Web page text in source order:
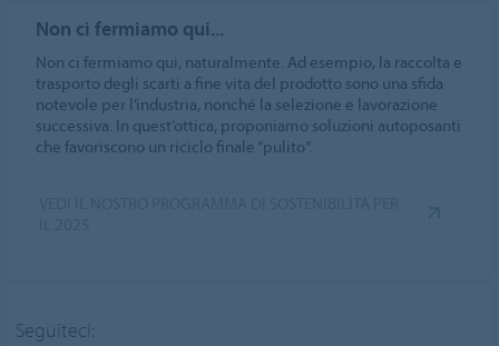
Non ci fermiamo qui...
Non ci fermiamo qui, naturalmente. Ad esempio, la raccolta e
trasporto degli scarti a fine vita del prodotto sono una sfida
notevole per l’industria, nonché la selezione e lavorazione
successiva. In quest’ottica, proponiamo soluzioni autoposanti
che favoriscono un riciclo finale “pulito”.
Seguiteci: